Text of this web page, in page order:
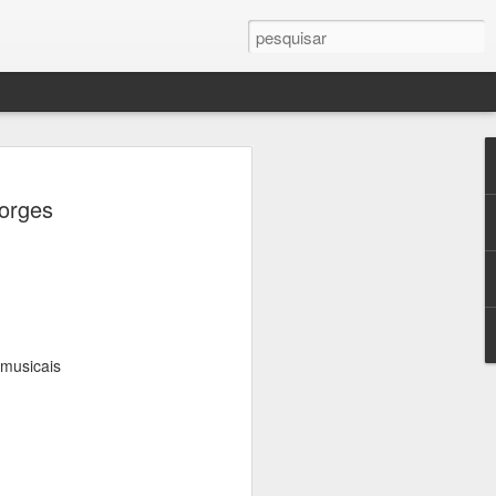
pelos
pelo Sympla a partir de sexta-
pela administração de seis